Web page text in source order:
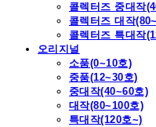
콜렉터즈 중대작
콜렉터즈 대작
콜렉터즈 특대작
오리지널
소품(0~10호)
중품(12~30호)
중대작(40~60호)
대작(80~100호)
특대작(120호~)